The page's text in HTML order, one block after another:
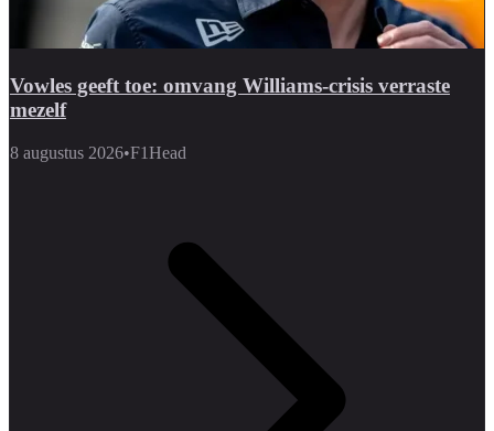
Vowles geeft toe: omvang Williams-crisis verraste
mezelf
8 augustus 2026•F1Head